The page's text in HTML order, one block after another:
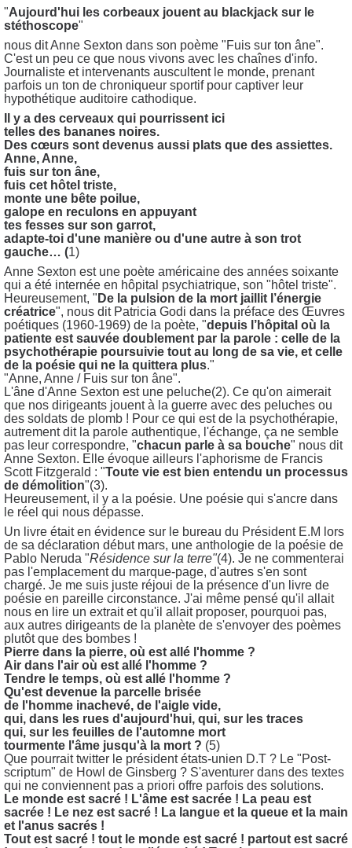
"Aujourd'hui les corbeaux jouent au blackjack sur le
stéthoscope"
nous dit Anne Sexton dans son poème "Fuis sur ton âne".
C'est un peu ce que nous vivons avec les chaînes d'info.
Journaliste et intervenants auscultent le monde, prenant
parfois un ton de chroniqueur sportif pour captiver leur
hypothétique auditoire cathodique.
Il y a des cerveaux qui pourrissent ici
telles des bananes noires.
Des cœurs sont devenus aussi plats que des assiettes.
Anne, Anne,
fuis sur ton âne,
fuis cet hôtel triste,
monte une bête poilue,
galope en reculons en appuyant
tes fesses sur son garrot,
adapte-toi d'une manière ou d'une autre à son trot
gauche… (1)
Anne Sexton est une poète américaine des années soixante
qui a été internée en hôpital psychiatrique, son "hôtel triste".
Heureusement, " De la pulsion de la mort jaillit l’énergie
créatrice", nous dit Patricia Godi dans la préface des Œuvres
poétiques (1960-1969) de la poète, "depuis l’hôpital où la
patiente est sauvée doublement par la parole : celle de la
psychothérapie poursuivie tout au long de sa vie, et celle
de la poésie qui ne la quittera plus."
"Anne, Anne / Fuis sur ton âne".
L'âne d'Anne Sexton est une peluche(2). Ce qu'on aimerait
que nos dirigeants jouent à la guerre avec des peluches ou
des soldats de plomb ! Pour ce qui est de la psychothérapie,
autrement dit la parole authentique, l'échange, ça ne semble
pas leur correspondre, "chacun parle à sa bouche" nous dit
Anne Sexton. Elle évoque ailleurs l'aphorisme de Francis
Scott Fitzgerald : "Toute vie est bien entendu un processus
de démolition"(3).
Heureusement, il y a la poésie. Une poésie qui s'ancre dans
le réel qui nous dépasse.
Un livre était en évidence sur le bureau du Président E.M lors
de sa déclaration début mars, une anthologie de la poésie de
Pablo Neruda "Résidence sur la terre"(4). Je ne commenterai
pas l'emplacement du marque-page, d'autres s'en sont
chargé. Je me suis juste réjoui de la présence d'un livre de
poésie en pareille circonstance. J'ai même pensé qu'il allait
nous en lire un extrait et qu'il allait proposer, pourquoi pas,
aux autres dirigeants de la planète de s'envoyer des poèmes
plutôt que des bombes !
Pierre dans la pierre, où est allé l'homme ?
Air dans l'air où est allé l'homme ?
Tendre le temps, où est allé l'homme ?
Qu'est devenue la parcelle brisée
de l'homme inachevé, de l'aigle vide,
qui, dans les rues d'aujourd'hui, qui, sur les traces
qui, sur les feuilles de l'automne mort
tourmente l'âme jusqu'à la mort ? (5)
Que pourrait twitter le président états-unien D.T ? Le "Post-
scriptum" de Howl de Ginsberg ? S'aventurer dans des textes
qui ne conviennent pas a priori offre parfois des solutions.
Le monde est sacré ! L'âme est sacrée ! La peau est
sacrée ! Le nez est sacré ! La langue et la queue et la main
et l'anus sacrés !
Tout est sacré ! tout le monde est sacré ! partout est sacré